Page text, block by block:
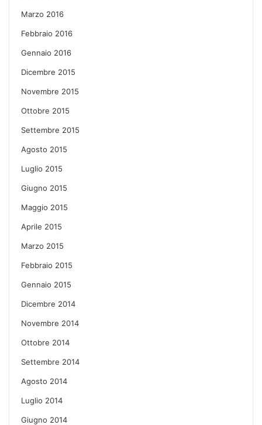
Marzo 2016
Febbraio 2016
Gennaio 2016
Dicembre 2015
Novembre 2015
Ottobre 2015
Settembre 2015
Agosto 2015
Luglio 2015
Giugno 2015
Maggio 2015
Aprile 2015
Marzo 2015
Febbraio 2015
Gennaio 2015
Dicembre 2014
Novembre 2014
Ottobre 2014
Settembre 2014
Agosto 2014
Luglio 2014
Giugno 2014